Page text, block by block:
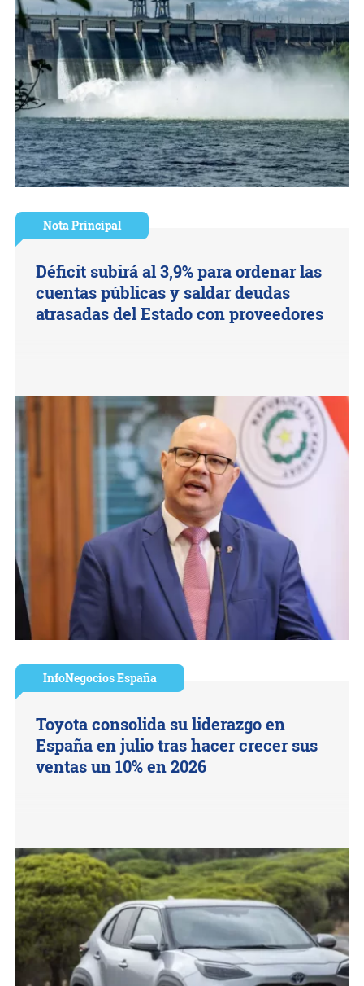
Nota Principal
Déficit subirá al 3,9% para ordenar las
cuentas públicas y saldar deudas
atrasadas del Estado con proveedores
InfoNegocios España
Toyota consolida su liderazgo en
España en julio tras hacer crecer sus
ventas un 10% en 2026